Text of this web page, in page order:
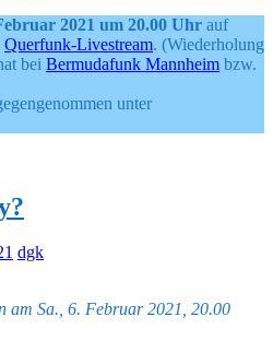
2021 um 20.00 Uhr auf
Querfunk-Livestream. (Wiederholung
bei Bermudafunk Mannheim bzw.
unter
dgk
am Sa., 6. Februar 2021, 20.00